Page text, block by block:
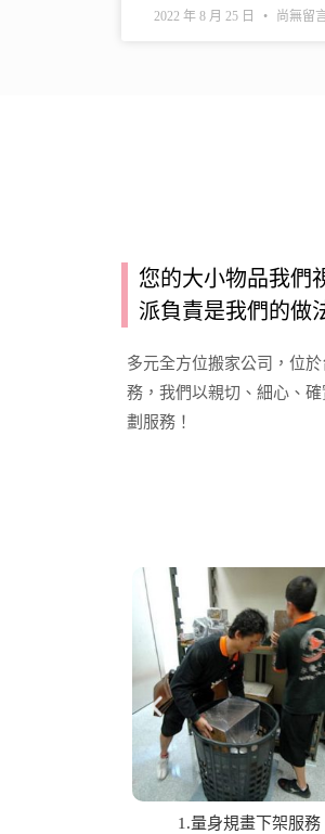
2022 年 8 月 25 日 尚無留
您的大小物品我們
派負責是我們的做
多元全方位搬家公司，位
務，我們以親切、細心、
劃服務！
6.機械儀器各式作業